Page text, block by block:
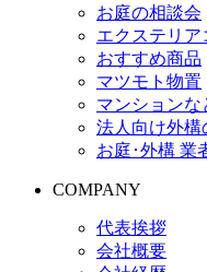
お庭の相談会
エクステリア
おすすめ商品
マツモト物置
マンションな
法人向け外構
お庭･外構 業
COMPANY
代表挨拶
会社概要